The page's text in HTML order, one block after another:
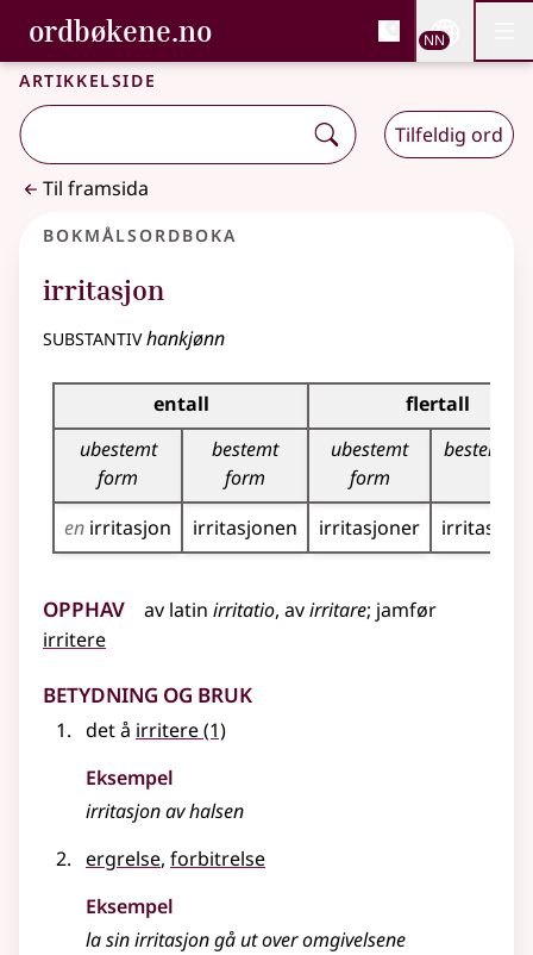
Gå til hovudinnhald
Tilgjenge
ordbøkene.no, Bokmålsordboka og
Bokmålsordboka og Nynorskordboka
NN
Artikkelside
Tilfeldig ord
Til framsida
Bokmålsordboka
irritasjon
substantivhankjønn
Bøyingstabell for dette substantivet
entall
flertall
ubestemt
form
bestemt
form
ubestemt
form
bestemt
en irritasjon irritasjonen irritasjoner
Opphav av latin irritatio, avirritare; jamfør
irritere
Betydning og bruk
det å irritere(1)
Eksempel
irritasjonav halsen
ergrelse, forbitrelse
Eksempel
la sinirritasjongå ut over omgivelsene